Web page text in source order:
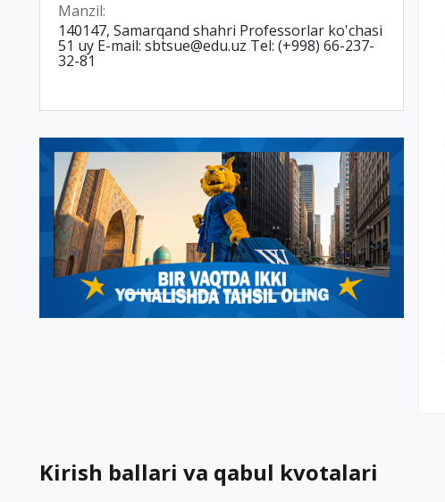
Manzil:
140147, Samarqand shahri Professorlar ko'chasi
51 uy E-mail: sbtsue@edu.uz Tel: (+998) 66-237-
32-81
Kirish ballari va qabul kvotalari